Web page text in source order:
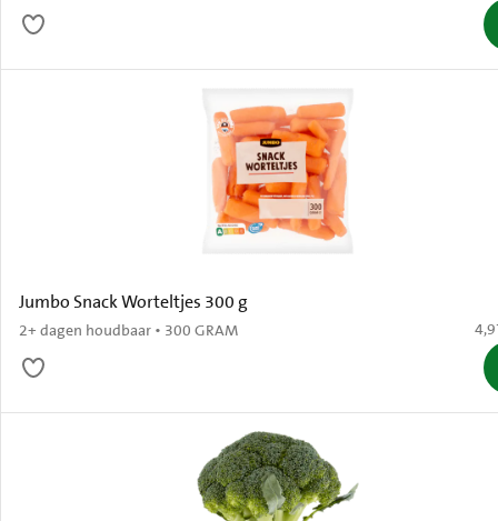
Jumbo Snack Worteltjes 300 g
2+ dagen houdbaar • 300 GRAM €